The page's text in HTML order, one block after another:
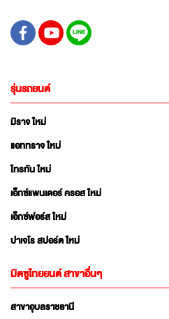
รุ่นรถยนต์
มิราจ ใหม่
แอททราจ ใหม่
ไทรทัน ใหม่
เอ็กซ์แพนเดอร์ ครอส ใหม่
เอ็กซ์ฟอร์ส ใหม่
ปาเจโร สปอร์ต ใหม่
มิตซูไทยยนต์ สาขาอื่นๆ
สาขาอุบลราชธานี